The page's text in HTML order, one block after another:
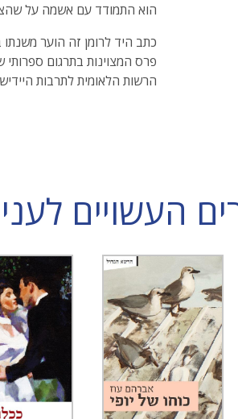
הוא התמודד עם אשמה על
כתב היד לרומן זה הוער
פרס המצוינות בתרגום
הרשות הלאומית לתרבות
העשויים